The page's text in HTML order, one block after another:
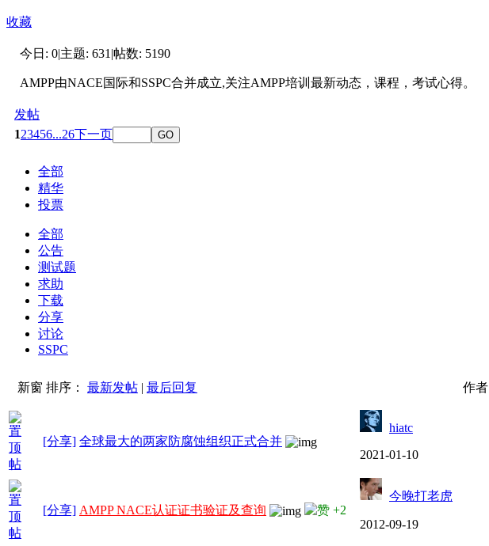
收藏
今日: 0|主题: 631 |帖数: 5190
AMPP由NACE国际和SSPC合并成立,关注AMPP培训最新动态，课程，考试心得。
发帖
123456...26下一页 GO
全部
精华
投票
全部
公告
测试题
求助
下载
分享
讨论
SSPC
新窗 排序： 最新发帖 | 最后回复 作者
[分享] 全球最大的两家防腐蚀组织正式合并
hiatc
2021-01-10
[分享] AMPP NACE认证证书验证及查询 +2
今晚打老虎
2012-09-19